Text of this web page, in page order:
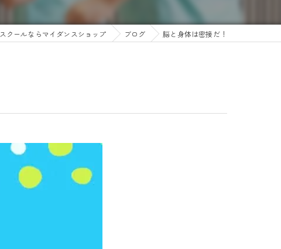
クールならマイダンスショップ ブログ 脳と身体は密接だ！